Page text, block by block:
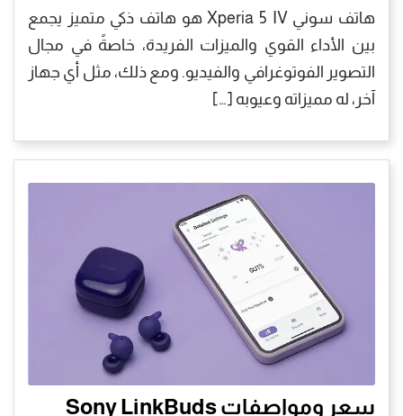
هاتف سوني Xperia 5 IV هو هاتف ذكي متميز يجمع
بين الأداء القوي والميزات الفريدة، خاصةً في مجال
التصوير الفوتوغرافي والفيديو. ومع ذلك، مثل أي جهاز
آخر، له مميزاته وعيوبه […]
سعر ومواصفات Sony LinkBuds